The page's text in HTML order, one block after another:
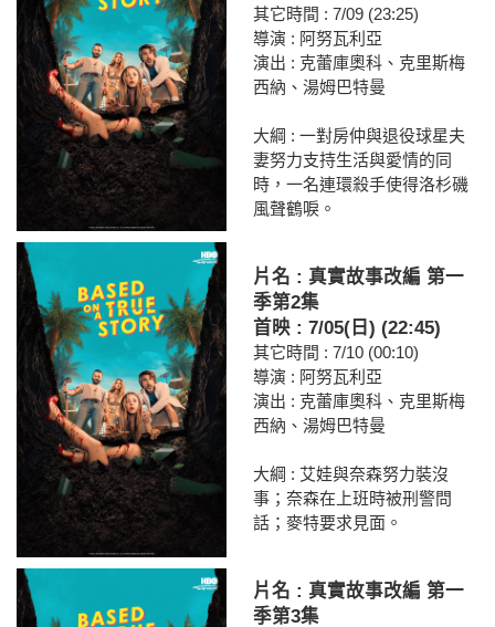
其它時間 : 7/09 (23:25)
導演 : 阿努瓦利亞
演出 : 克蕾庫奧科、克里斯梅
西納、湯姆巴特曼
大綱 : 一對房仲與退役球星夫
妻努力支持生活與愛情的同
時，一名連環殺手使得洛杉磯
風聲鶴唳。
片名 : 真實故事改編 第一
季第2集
首映 : 7/05(日) (22:45)
其它時間 : 7/10 (00:10)
導演 : 阿努瓦利亞
演出 : 克蕾庫奧科、克里斯梅
西納、湯姆巴特曼
大綱 : 艾娃與奈森努力裝沒
事；奈森在上班時被刑警問
話；麥特要求見面。
片名 : 真實故事改編 第一
季第3集